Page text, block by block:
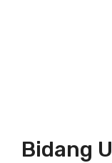
Bidang